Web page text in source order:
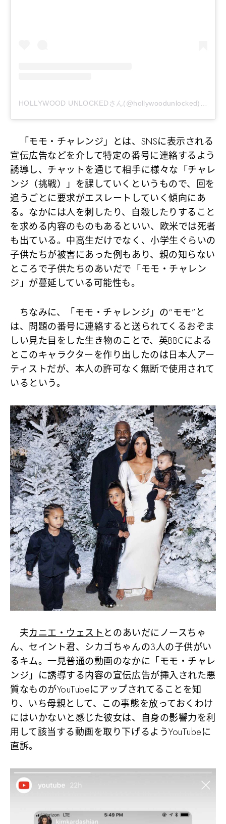
「モモ・チャレンジ」とは、SNSに表示される
宣伝広告などを介して特定の番号に連絡するよう
誘導し、チャットを通じて相手に様々な「チャレ
ンジ（挑戦）」を課していくというもので、回を
追うごとに要求がエスレートしていく傾向にあ
る。なかには人を刺したり、自殺したりすること
を求める内容のものもあるといい、欧米では死者
も出ている。中高生だけでなく、小学生ぐらいの
子供たちが被害にあった例もあり、親の知らない
ところで子供たちのあいだで「モモ・チャレン
ジ」が蔓延している可能性も。
ちなみに、「モモ・チャレンジ」の“モモ”と
は、問題の番号に連絡すると送られてくるおぞま
しい見た目をした生き物のことで、英BBCによる
とこのキャラクターを作り出したのは日本人アー
ティストだが、本人の許可なく無断で使用されて
いるという。
夫カニエ・ウェスト とのあいだにノースちゃ
ん、セイント君、シカゴちゃんの3人の子供がい
るキム。一見普通の動画のなかに「モモ・チャレ
ンジ」に誘導する内容の宣伝広告が挿入された悪
質なものがYouTubeにアップされてることを知
り、いち母親として、この事態を放っておくわけ
にはいかないと感じた彼女は、自身の影響力を利
用して該当する動画を取り下げるようYouTubeに
直訴。